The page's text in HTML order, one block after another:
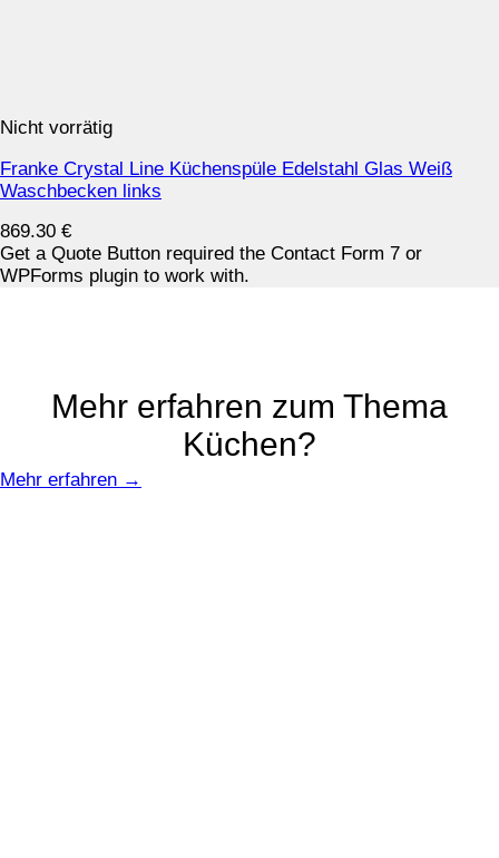
Nicht vorrätig
Franke Crystal Line Küchenspüle Edelstahl Glas Weiß
Waschbecken links
869.30 €
Get a Quote Button required the Contact Form 7 or
WPForms plugin to work with.
Mehr erfahren zum Thema
Küchen?
Mehr erfahren →